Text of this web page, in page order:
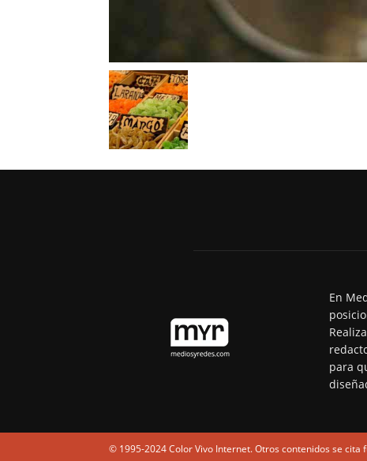
En
para
© 1995-2024 Color Vivo Internet. Otros contenidos se cita